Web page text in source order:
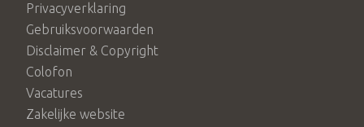
Privacyverklaring
Gebruiksvoorwaarden
Disclaimer & Copyright
Colofon
Vacatures
Zakelijke website